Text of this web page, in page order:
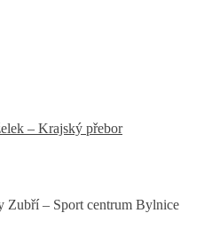
– Krajský přebor
Zubří – Sport centrum Bylnice